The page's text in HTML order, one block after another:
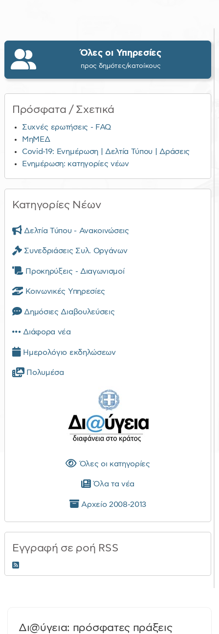
Όλες οι Υπηρεσίες
προς δημότες/κατοίκους
Πρόσφατα / Σχετικά
Συχνές ερωτήσεις - FAQ
ΜηΜΕΔ
Covid-19: Ενημέρωση | Δελτία Τύπου | Δράσεις
Ενημέρωση: κατηγορίες νέων
Κατηγορίες Νέων
Δελτία Τύπου - Ανακοινώσεις
Συνεδριάσεις Συλ. Οργάνων
Προκηρύξεις - Διαγωνισμοί
Κοινωνικές Υπηρεσίες
Δημόσιες Διαβουλεύσεις
Διάφορα νέα
Ημερολόγιο εκδηλώσεων
Πολυμέσα
Όλες οι κατηγορίες
Όλα τα νέα
Αρχείο 2008-2013
Εγγραφή σε ροή RSS
RSS 2.0
Δι@ύγεια: πρόσφατες πράξεις